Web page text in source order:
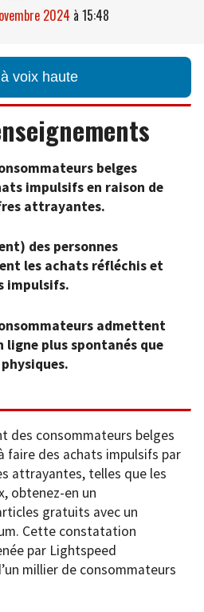
2024 à 15:48
voix haute
belges
impulsifs en raison de
attrayantes.
des personnes
les achats réfléchis et
impulsifs.
admettent
ligne plus spontanés que
des consommateurs belges
des achats impulsifs par
attrayantes, telles que les
obtenez-en un
gratuits avec un
Cette constatation
par Lightspeed
millier de consommateurs